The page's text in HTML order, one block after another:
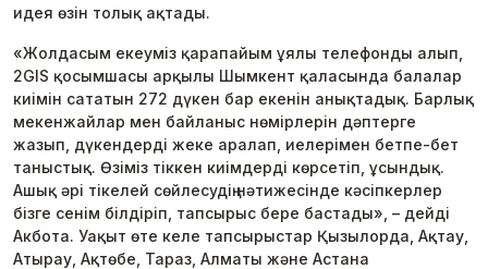
идея өзін толық ақтады.
«Жолдасым екеуміз қарапайым ұялы телефонды алып,
2GIS қосымшасы арқылы Шымкент қаласында балалар
киімін сататын 272 дүкен бар екенін анықтадық. Барлық
мекенжайлар мен байланыс нөмірлерін дәптерге
жазып, дүкендерді жеке аралап, иелерімен бетпе-бет
таныстық. Өзіміз тіккен киімдерді көрсетіп, ұсындық.
Ашық әрі тікелей сөйлесудің нәтижесінде кәсіпкерлер
бізге сенім білдіріп, тапсырыс бере бастады», – дейді
Акбота. Уақыт өте келе тапсырыстар Қызылорда, Ақтау,
Атырау, Ақтөбе, Тараз, Алматы және Астана